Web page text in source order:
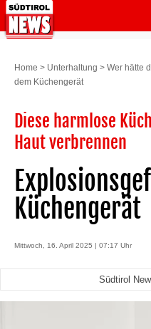
Home > Unterhaltung > Wer hätte
dem Küchengerät
Diese harmlose
Haut verbrennen
Küchengerät
Mittwoch, 16. April 2025 | 07:17 Uhr
Südtirol